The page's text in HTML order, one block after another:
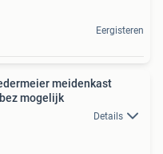
Eergisteren
meidenkast
mogelijk
Details